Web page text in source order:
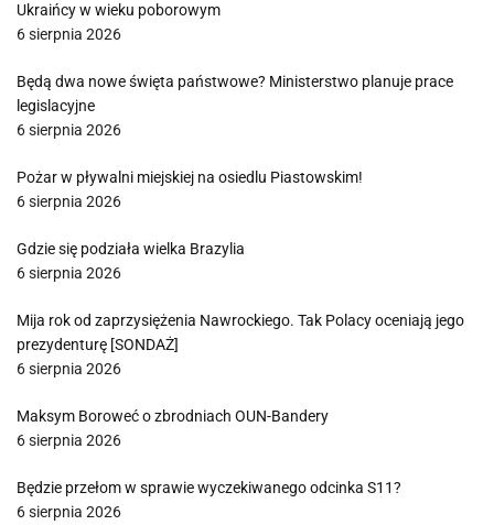
Ukraińcy w wieku poborowym
6 sierpnia 2026
Będą dwa nowe święta państwowe? Ministerstwo planuje prace
legislacyjne
6 sierpnia 2026
Pożar w pływalni miejskiej na osiedlu Piastowskim!
6 sierpnia 2026
Gdzie się podziała wielka Brazylia
6 sierpnia 2026
Mija rok od zaprzysiężenia Nawrockiego. Tak Polacy oceniają jego
prezydenturę [SONDAŻ]
6 sierpnia 2026
Maksym Boroweć o zbrodniach OUN-Bandery
6 sierpnia 2026
Będzie przełom w sprawie wyczekiwanego odcinka S11?
6 sierpnia 2026